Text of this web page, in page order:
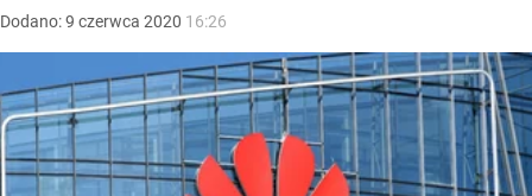
Dodano:9 czerwca 2020 16:26